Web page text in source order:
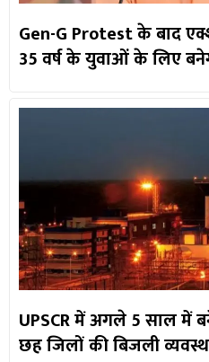
Gen-G Protest के बाद
35 वर्ष के युवाओं के लिए
UPSCR में अगले 5 साल में
छह जिलों की बिजली